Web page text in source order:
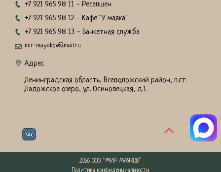
+7 921 965 98 11 - Ресепшен
+7 921 965 98 12 - Кафе "У маяка"
+7 921 965 98 13 - Банкетная служба
mir-mayakov@mail.ru
Адрес
Ленинградская область, Всеволожский район, п.ст.
Ладожское озеро, ул. Осиновецкая, д.1.
2026 ООО “МИР МАЯКОВ”
Политика конфиденциальности